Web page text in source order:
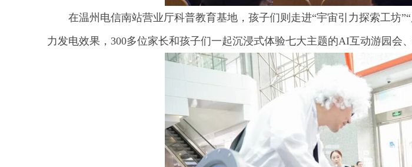
在温州电信南站营业厅科普教育基地，孩子们则走进“宇宙引力探索工坊
力发电效果，300多位家长和孩子们一起沉浸式体验七大主题的AI互动游园会